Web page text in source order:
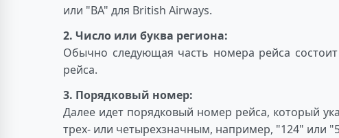
или "BA" для British Airways.
2. Число или буква региона:
Обычно следующая часть номера рейса
рейса.
3. Порядковый номер:
Далее идет порядковый номер рейса, который
трех- или четырехзначным, например, "124" или